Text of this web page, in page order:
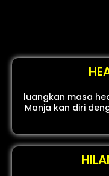
luangkan masa
Manja kan diri